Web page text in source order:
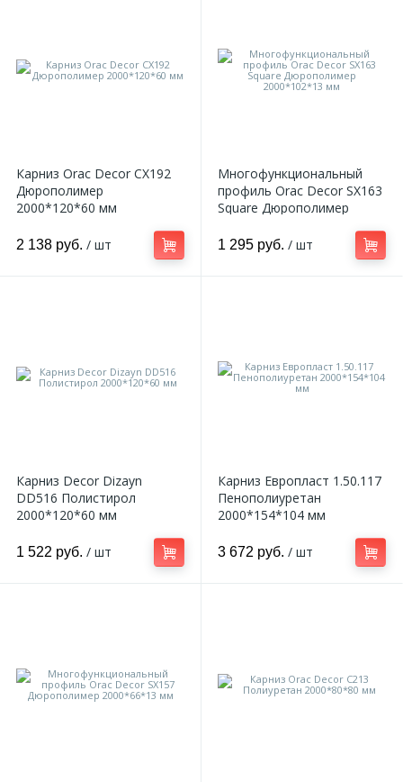
Карниз Orac Decor CX192
Дюрополимер
2000*120*60 мм
2 138 руб. / шт
Многофункциональный
профиль Orac Decor SX163
Square Дюрополимер
1 295 руб. / шт
Карниз Decor Dizayn
DD516 Полистирол
2000*120*60 мм
1 522 руб. / шт
Карниз Европласт 1.50.117
Пенополиуретан
2000*154*104 мм
3 672 руб. / шт